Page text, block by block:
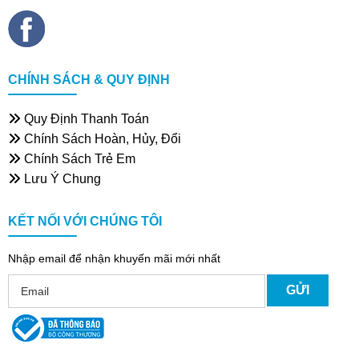
CHÍNH SÁCH & QUY ĐỊNH
Quy Định Thanh Toán
Chính Sách Hoàn, Hủy, Đổi
Chính Sách Trẻ Em
Lưu Ý Chung
KẾT NỐI VỚI CHÚNG TÔI
Nhập email để nhận khuyến mãi mới nhất